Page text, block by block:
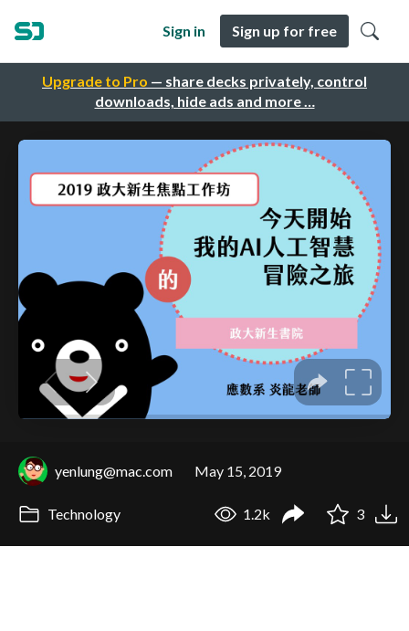
Upgrade to Pro — share decks privately, control
downloads, hide ads and more …
Sign in Sign up for free
yenlung@mac.com May 15, 2019
Technology 1.2k 3